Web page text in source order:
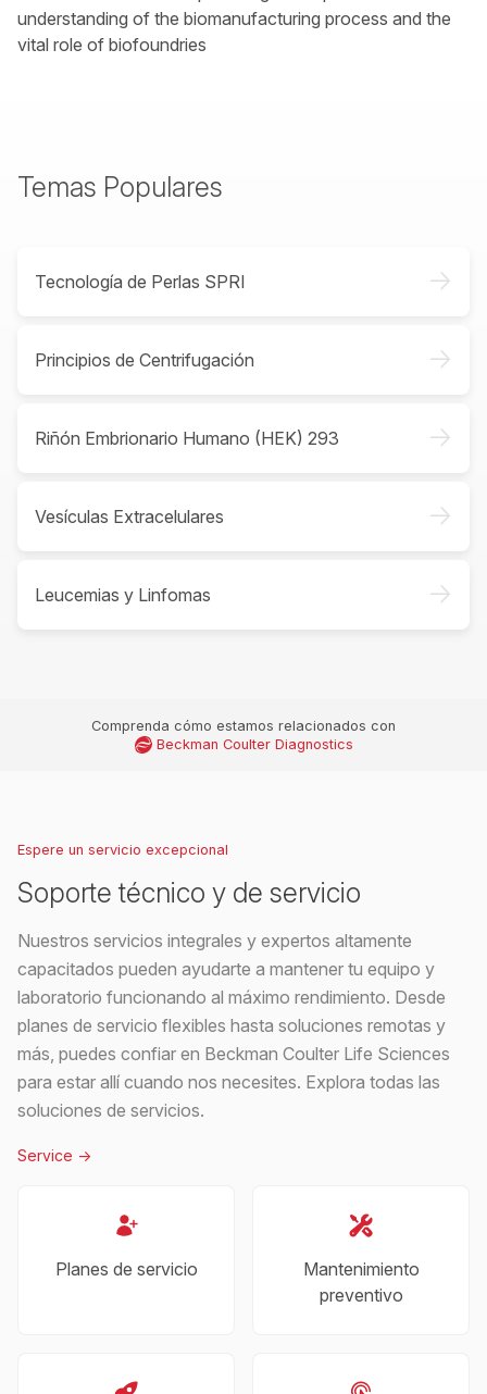
understanding of the biomanufacturing process and the
vital role of biofoundries
Temas Populares
Tecnología de Perlas SPRI ->
Principios de Centrifugación ->
Riñón Embrionario Humano (HEK) 293 ->
Vesículas Extracelulares ->
Leucemias y Linfomas ->
Comprenda cómo estamos relacionados con
Beckman Coulter Diagnostics
Espere un servicio excepcional
Soporte técnico y de servicio
Nuestros servicios integrales y expertos altamente
capacitados pueden ayudarte a mantener tu equipo y
laboratorio funcionando al máximo rendimiento. Desde
planes de servicio flexibles hasta soluciones remotas y
más, puedes confiar en Beckman Coulter Life Sciences
para estar allí cuando nos necesites. Explora todas las
soluciones de servicios.
Service ->
Planes de servicio
Mantenimiento
preventivo